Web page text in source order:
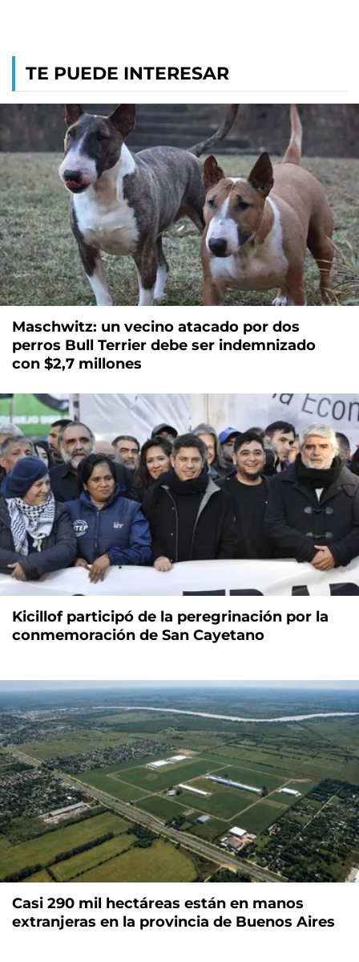
TE PUEDE INTERESAR
Maschwitz: un vecino atacado por dos
perros Bull Terrier debe ser indemnizado
con $2,7 millones
Kicillof participó de la peregrinación por la
conmemoración de San Cayetano
Casi 290 mil hectáreas están en manos
extranjeras en la provincia de Buenos Aires